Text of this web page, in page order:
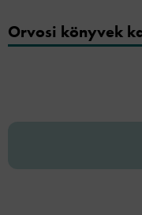
Orvosi könyvek